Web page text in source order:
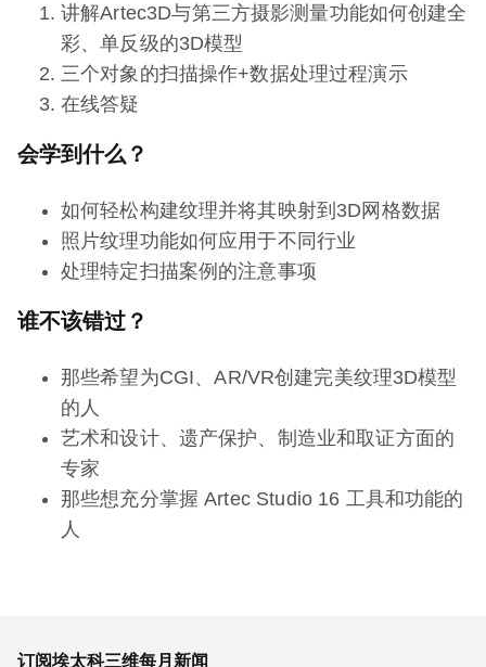
讲解Artec3D与第三方摄影测量功能如何创建全
彩、单反级的3D模型
三个对象的扫描操作+数据处理过程演示
在线答疑
会学到什么？
如何轻松构建纹理并将其映射到3D网格数据
照片纹理功能如何应用于不同行业
处理特定扫描案例的注意事项
谁不该错过？
那些希望为CGI、AR/VR创建完美纹理3D模型
的人
艺术和设计、遗产保护、制造业和取证方面的
专家
那些想充分掌握 Artec Studio 16 工具和功能的
人
订阅埃太科三维每月新闻